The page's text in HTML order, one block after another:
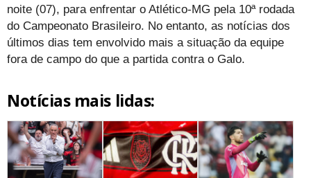
noite (07), para enfrentar o Atlético-MG pela 10ª rodada
do Campeonato Brasileiro. No entanto, as notícias dos
últimos dias tem envolvido mais a situação da equipe
fora de campo do que a partida contra o Galo.
Notícias mais lidas: